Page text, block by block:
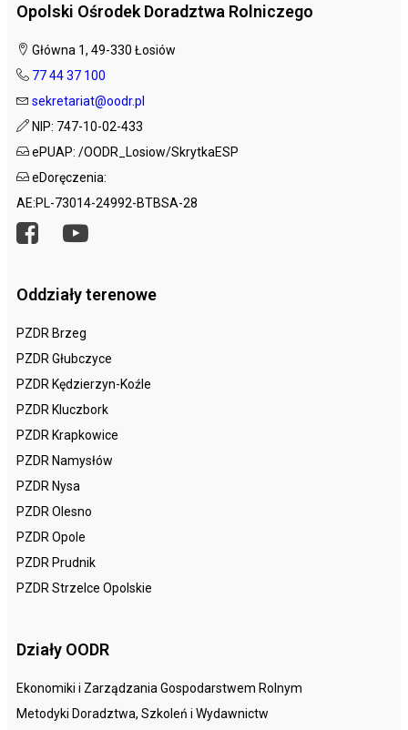
Opolski Ośrodek Doradztwa Rolniczego
Główna 1, 49-330 Łosiów
77 44 37 100
sekretariat@oodr.pl
NIP: 747-10-02-433
ePUAP: /OODR_Losiow/SkrytkaESP
eDoręczenia:
AE:PL-73014-24992-BTBSA-28
Oddziały terenowe
PZDR Brzeg
PZDR Głubczyce
PZDR Kędzierzyn-Koźle
PZDR Kluczbork
PZDR Krapkowice
PZDR Namysłów
PZDR Nysa
PZDR Olesno
PZDR Opole
PZDR Prudnik
PZDR Strzelce Opolskie
Działy OODR
Ekonomiki i Zarządzania Gospodarstwem Rolnym
Metodyki Doradztwa, Szkoleń i Wydawnictw